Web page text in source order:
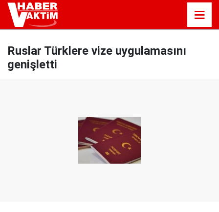
Ruslar Türklere vize uygulamasını
genişletti